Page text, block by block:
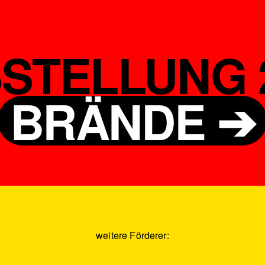
BRÄNDE ➔
weitere Förderer: